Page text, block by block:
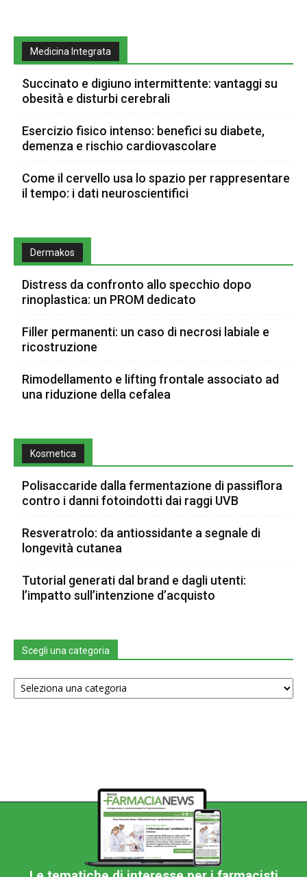
Medicina Integrata
Succinato e digiuno intermittente: vantaggi su
obesità e disturbi cerebrali
Esercizio fisico intenso: benefici su diabete,
demenza e rischio cardiovascolare
Come il cervello usa lo spazio per rappresentare
il tempo: i dati neuroscientifici
Dermakos
Distress da confronto allo specchio dopo
rinoplastica: un PROM dedicato
Filler permanenti: un caso di necrosi labiale e
ricostruzione
Rimodellamento e lifting frontale associato ad
una riduzione della cefalea
Kosmetica
Polisaccaride dalla fermentazione di passiflora
contro i danni fotoindotti dai raggi UVB
Resveratrolo: da antiossidante a segnale di
longevità cutanea
Tutorial generati dal brand e dagli utenti:
l’impatto sull’intenzione d’acquisto
Scegli una categoria
Scegli
una